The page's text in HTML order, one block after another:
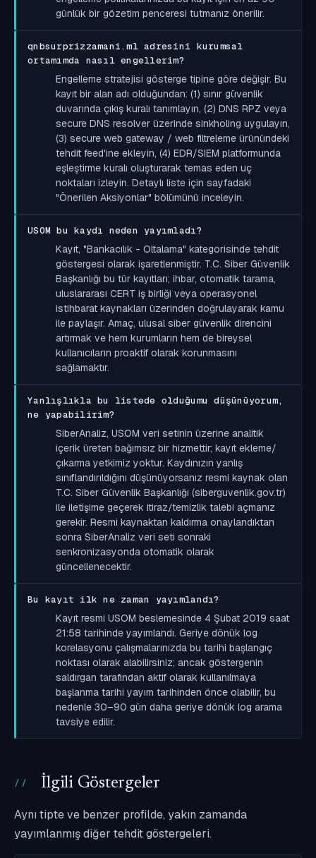
günlük bir gözetim penceresi tutmanız önerilir.
qnbsurprizzamani.ml adresini kurumsal
ortamımda nasıl engellerim?
Engelleme stratejisi gösterge tipine göre değişir. Bu
kayıt bir alan adı olduğundan: (1) sınır güvenlik
duvarında çıkış kuralı tanımlayın, (2) DNS RPZ veya
secure DNS resolver üzerinde sinkholing uygulayın,
(3) secure web gateway / web filtreleme ürünündeki
tehdit feed'ine ekleyin, (4) EDR/SIEM platformunda
eşleştirme kuralı oluşturarak temas eden uç
noktaları izleyin. Detaylı liste için sayfadaki
"Önerilen Aksiyonlar" bölümünü inceleyin.
USOM bu kaydı neden yayımladı?
Kayıt, "Bankacılık - Oltalama" kategorisinde tehdit
göstergesi olarak işaretlenmiştir. T.C. Siber Güvenlik
Başkanlığı bu tür kayıtları; ihbar, otomatik tarama,
uluslararası CERT iş birliği veya operasyonel
istihbarat kaynakları üzerinden doğrulayarak kamu
ile paylaşır. Amaç, ulusal siber güvenlik direncini
artırmak ve hem kurumların hem de bireysel
kullanıcıların proaktif olarak korunmasını
sağlamaktır.
Yanlışlıkla bu listede olduğumu düşünüyorum,
ne yapabilirim?
SiberAnaliz, USOM veri setinin üzerine analitik
içerik üreten bağımsız bir hizmettir; kayıt ekleme/
çıkarma yetkimiz yoktur. Kaydınızın yanlış
sınıflandırıldığını düşünüyorsanız resmi kaynak olan
T.C. Siber Güvenlik Başkanlığı (siberguvenlik.gov.tr)
ile iletişime geçerek itiraz/temizlik talebi açmanız
gerekir. Resmi kaynaktan kaldırma onaylandıktan
sonra SiberAnaliz veri seti sonraki
senkronizasyonda otomatik olarak
güncellenecektir.
Bu kayıt ilk ne zaman yayımlandı?
Kayıt resmi USOM beslemesinde 4 Şubat 2019 saat
21:58 tarihinde yayımlandı. Geriye dönük log
korelasyonu çalışmalarınızda bu tarihi başlangıç
noktası olarak alabilirsiniz; ancak göstergenin
saldırgan tarafından aktif olarak kullanılmaya
başlanma tarihi yayım tarihinden önce olabilir, bu
nedenle 30–90 gün daha geriye dönük log arama
tavsiye edilir.
İlgili Göstergeler
Aynı tipte ve benzer profilde, yakın zamanda
yayımlanmış diğer tehdit göstergeleri.